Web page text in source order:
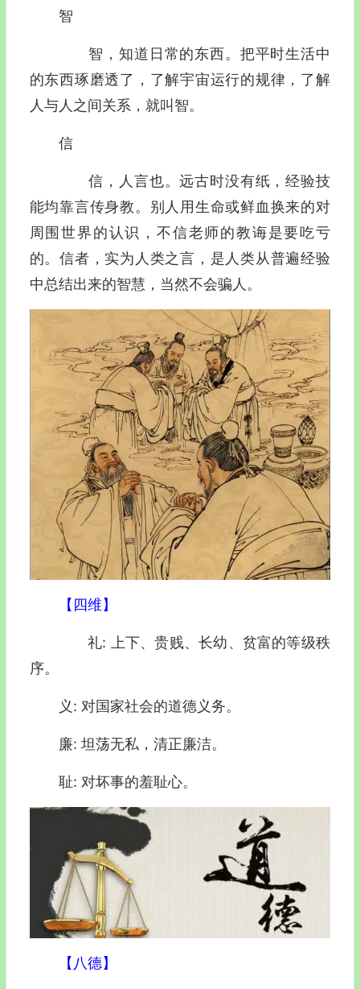
智
智，知道日常的东西。把平时生活中
的东西琢磨透了，了解宇宙运行的规律，了解
人与人之间关系，就叫智。
信
信，人言也。远古时没有纸，经验技
能均靠言传身教。别人用生命或鲜血换来的对
周围世界的认识，不信老师的教诲是要吃亏
的。信者，实为人类之言，是人类从普遍经验
中总结出来的智慧，当然不会骗人。
【四维】
礼: 上下、贵贱、长幼、贫富的等级秩
序。
义: 对国家社会的道德义务。
廉: 坦荡无私，清正廉洁。
耻: 对坏事的羞耻心。
【八德】